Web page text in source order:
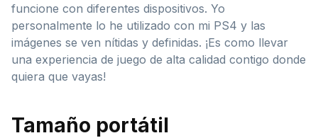
funcione con diferentes dispositivos. Yo
personalmente lo he utilizado con mi PS4 y las
imágenes se ven nítidas y definidas. ¡Es como llevar
una experiencia de juego de alta calidad contigo donde
quiera que vayas!
Tamaño portátil